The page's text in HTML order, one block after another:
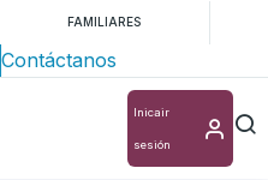
FAMILIARES
Contáctanos
Inicair
sesión